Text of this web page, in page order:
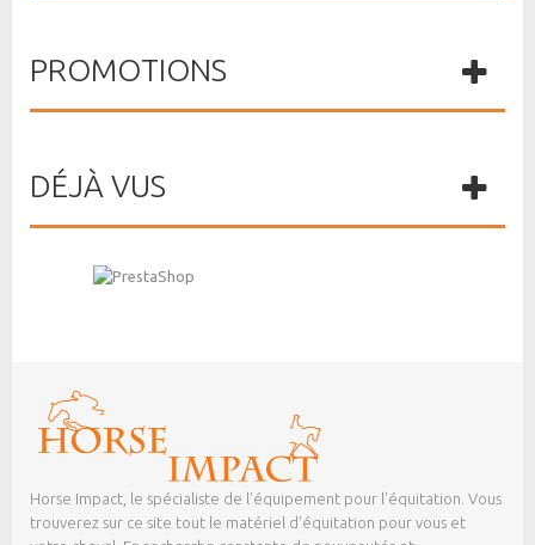
PROMOTIONS
DÉJÀ VUS
Horse Impact, le spécialiste de l’équipement pour l’équitation. Vous
trouverez sur ce site tout le matériel d’équitation pour vous et